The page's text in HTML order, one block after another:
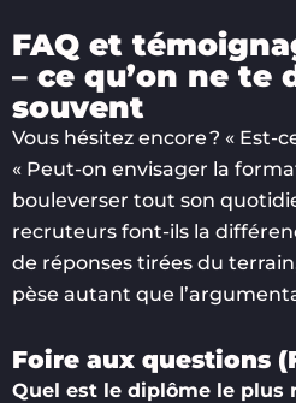
FAQ et
– ce qu’on ne te
souvent
Vous hésitez encore ? « Est-
« Peut-on envisager la
bouleverser tout son
recruteurs font-ils la
de réponses tirées du
pèse autant que
Foire aux questions
Quel est le diplôme le plus